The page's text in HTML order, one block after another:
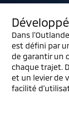
Dans
est défini par
de garantir un
chaque trajet.
et un levier de
facilité